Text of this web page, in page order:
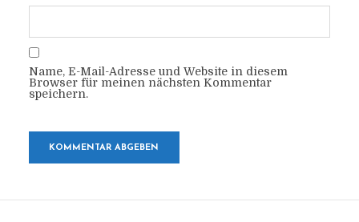
Name, E-Mail-Adresse und Website in diesem
Browser für meinen nächsten Kommentar
speichern.